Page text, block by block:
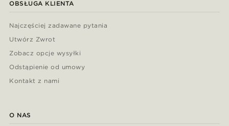
OBSŁUGA KLIENTA
Najczęściej zadawane pytania
Utwórz Zwrot
Zobacz opcje wysyłki
Odstąpienie od umowy
Kontakt z nami
O NAS